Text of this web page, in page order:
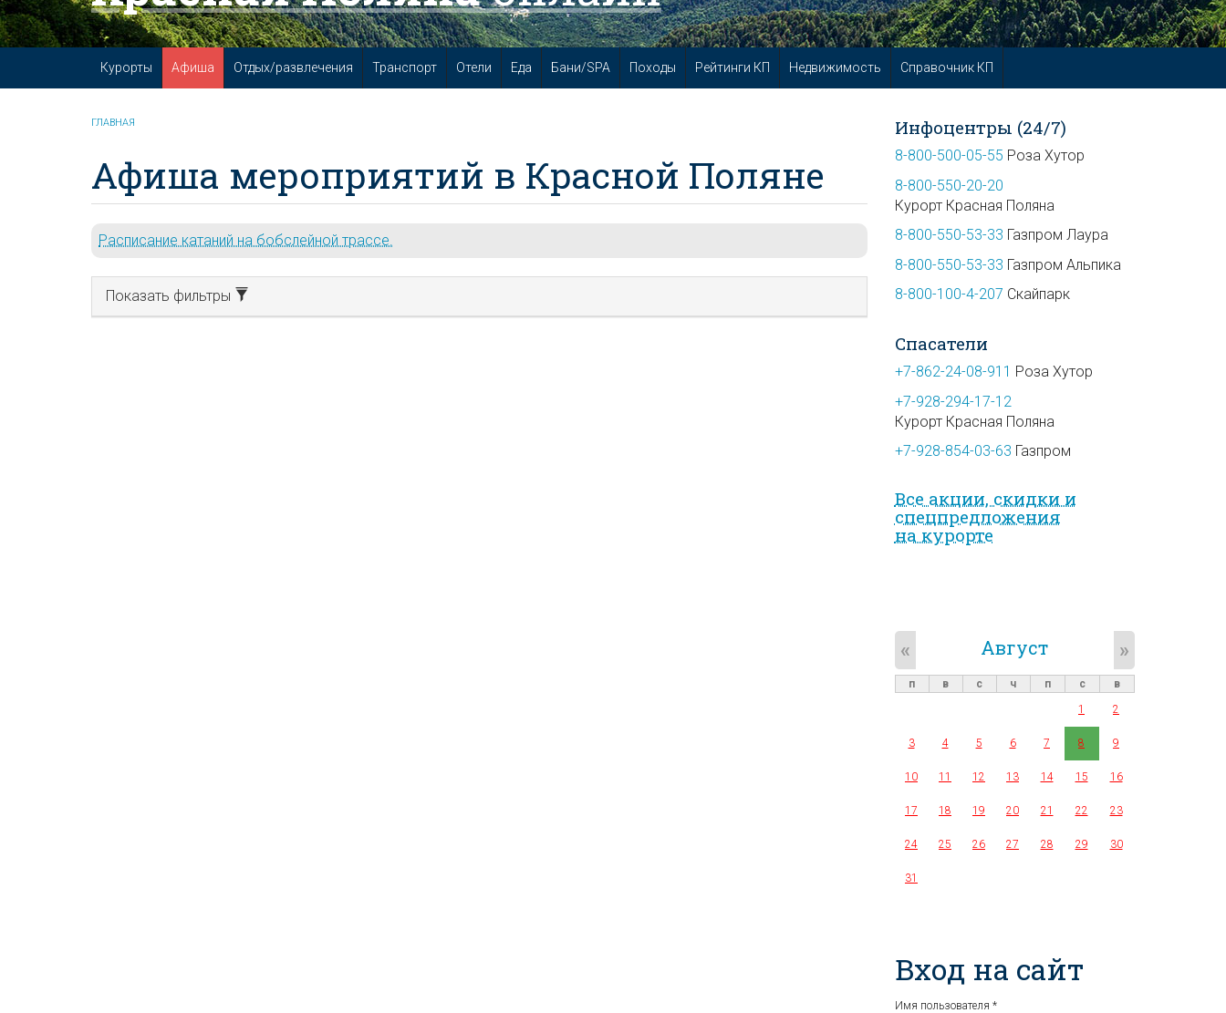
Курорты Афиша Отдых/развлечения Транспорт Отели Еда Бани/SPA Походы Рейтинги КП Недвижимость Справочник КП
ГЛАВНАЯ
Афиша мероприятий в Красной Поляне
Расписание катаний на бобслейной трассе.
Показать фильтры
Инфоцентры (24/7)
8-800-500-05-55 Роза Хутор
8-800-550-20-20
Курорт Красная Поляна
8-800-550-53-33 Газпром Лаура
8-800-550-53-33 Газпром Альпика
8-800-100-4-207 Скайпарк
Спасатели
+7-862-24-08-911 Роза Хутор
+7-928-294-17-12
Курорт Красная Поляна
+7-928-854-03-63 Газпром
Все акции, скидки и
спец­предложе­ния
на курорте
Август
« »
п в с ч п с
в
1
2
3 4 5 6 7 8 9
10 11 12 13 14 15 16
17 18 19 20 21 22 23
24 25 26 27 28 29 30
31
Вход на сайт
Имя пользователя *